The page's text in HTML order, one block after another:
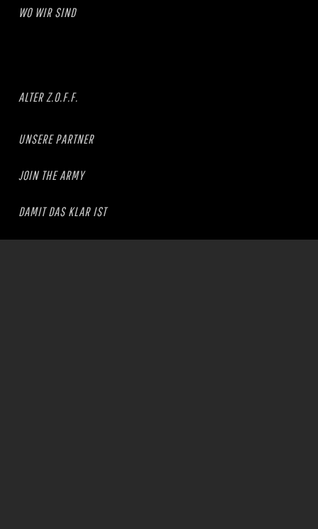
WO WIR SIND
ALTER Z.O.F.F.
UNSERE PARTNER
JOIN THE ARMY
DAMIT DAS KLAR IST